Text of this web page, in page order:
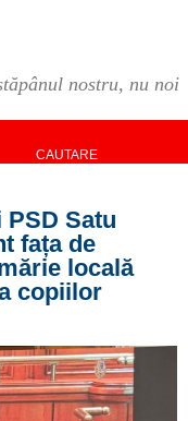
nostru, nu noi
CAUTARE
Satu
fața de
locală
copiilor